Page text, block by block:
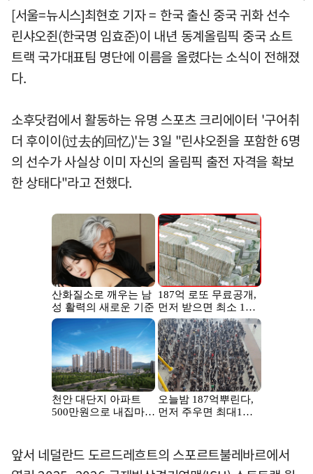
[서울=뉴시스]최현호 기자 = 한국 출신 중국 귀화 선수
린샤오쥔(한국명 임효준)이 내년 동계올림픽 중국 쇼트
트랙 국가대표팀 명단에 이름을 올렸다는 소식이 전해졌
다.
소후닷컴에서 활동하는 유명 스포츠 크리에이터 '구어취
더 후이이(过去的回忆)'는 3일 "린샤오쥔을 포함한 6명
의 선수가 사실상 이미 자신의 올림픽 출전 자격을 확보
한 상태다"라고 전했다.
앞서 네덜란드 도르드레흐트의 스포르트불레바르에서